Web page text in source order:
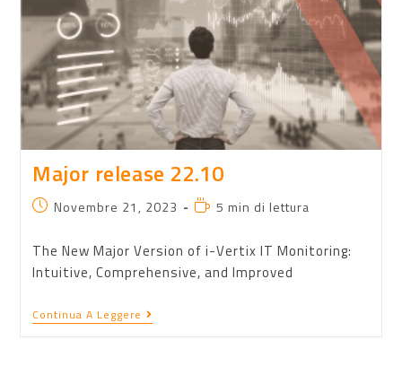
Major release 22.10
Novembre 21, 2023 5 min di lettura
The New Major Version of i-Vertix IT Monitoring:
Intuitive, Comprehensive, and Improved
Continua A Leggere